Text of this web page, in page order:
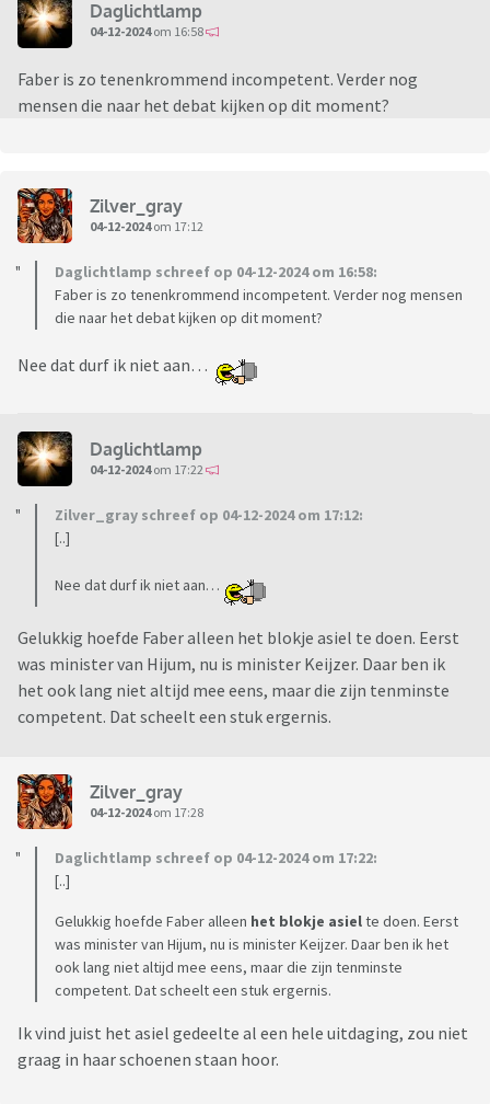
Daglichtlamp
04-12-2024om 16:58
Faber is zo tenenkrommend incompetent. Verder nog
mensen die naar het debat kijken op dit moment?
Zilver_gray
04-12-2024om 17:12
Daglichtlamp schreef op 04-12-2024 om 16:58:
Faber is zo tenenkrommend incompetent. Verder nog mensen
die naar het debat kijken op dit moment?
Nee dat durf ik niet aan…
Daglichtlamp
04-12-2024om 17:22
Zilver_gray schreef op 04-12-2024 om 17:12:
[..]
Nee dat durf ik niet aan…
Gelukkig hoefde Faber alleen het blokje asiel te doen. Eerst
was minister van Hijum, nu is minister Keijzer. Daar ben ik
het ook lang niet altijd mee eens, maar die zijn tenminste
competent. Dat scheelt een stuk ergernis.
Zilver_gray
04-12-2024om 17:28
Daglichtlamp schreef op 04-12-2024 om 17:22:
[..]
Gelukkig hoefde Faber alleen het blokje asielte doen. Eerst
was minister van Hijum, nu is minister Keijzer. Daar ben ik het
ook lang niet altijd mee eens, maar die zijn tenminste
competent. Dat scheelt een stuk ergernis.
Ik vind juist het asiel gedeelte al een hele uitdaging, zou niet
graag in haar schoenen staan hoor.